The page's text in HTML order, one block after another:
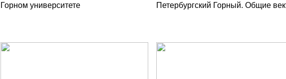
Горном университете
Петербургский Горный. Общие